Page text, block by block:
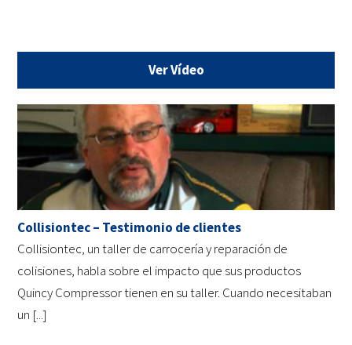
Ver Vídeo
Collisiontec – Testimonio de clientes
Collisiontec, un taller de carrocería y reparación de
colisiones, habla sobre el impacto que sus productos
Quincy Compressor tienen en su taller. Cuando necesitaban
un [...]